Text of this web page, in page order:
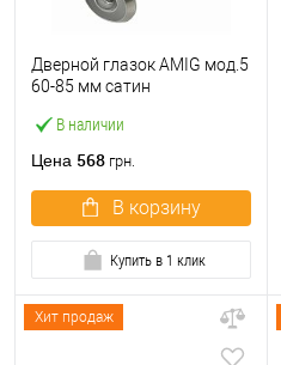
В наличии
Дверной глазок AMIG мод.5
60-85 мм сатин
Цена 568 грн.
В корзину
Купить в 1 клик
Хит продаж